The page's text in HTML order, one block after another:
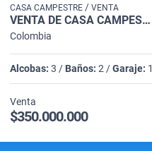
CASA CAMPESTRE /VENTA
VENTA DE CASA CAMPESTRE VILLA ESTAMPA VIA CARTAGO - ANSERMANUEVO
Colombia
Alcobas: 3 / Baños: 2 /Garaje: 1
Venta
$350.000.000